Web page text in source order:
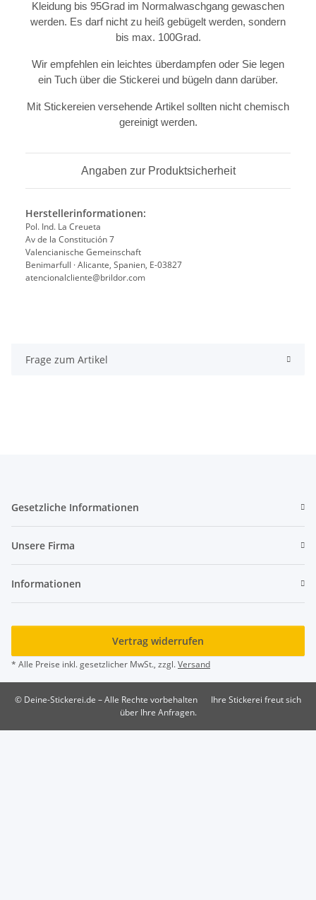
Kleidung bis 95Grad im Normalwaschgang gewaschen
werden. Es darf nicht zu heiß gebügelt werden, sondern
bis max. 100Grad.
Wir empfehlen ein leichtes überdampfen oder Sie legen
ein Tuch über die Stickerei und bügeln dann darüber.
Mit Stickereien versehende Artikel sollten nicht chemisch
gereinigt werden.
Angaben zur Produktsicherheit
Herstellerinformationen:
Pol. Ind. La Creueta
Av de la Constitución 7
Valencianische Gemeinschaft
Benimarfull · Alicante, Spanien, E-03827
atencionalcliente@brildor.com
Frage zum Artikel
Gesetzliche Informationen
Unsere Firma
Informationen
Vertrag widerrufen
* Alle Preise inkl. gesetzlicher MwSt., zzgl.Versand
© Deine-Stickerei.de – Alle Rechte vorbehalten
Ihre Stickerei freut sich
über Ihre Anfragen.